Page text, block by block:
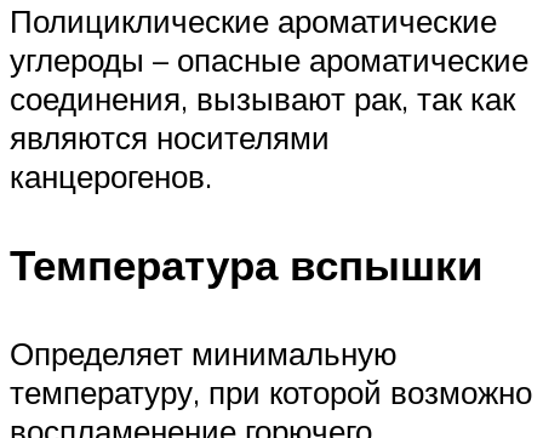
Полициклические ароматические
углероды – опасные ароматические
соединения, вызывают рак, так как
являются носителями
канцерогенов.
Температура вспышки
Определяет минимальную
температуру, при которой возможно